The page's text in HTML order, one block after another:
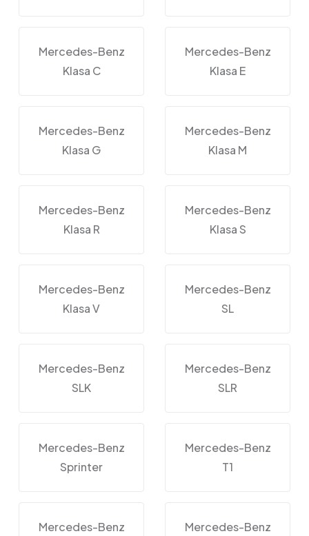
Mercedes-Benz
Klasa C
Mercedes-Benz
Klasa E
Mercedes-Benz
Klasa G
Mercedes-Benz
Klasa M
Mercedes-Benz
Klasa R
Mercedes-Benz
Klasa S
Mercedes-Benz
Klasa V
Mercedes-Benz
SL
Mercedes-Benz
SLK
Mercedes-Benz
SLR
Mercedes-Benz
Sprinter
Mercedes-Benz
T1
Mercedes-Benz
Mercedes-Benz